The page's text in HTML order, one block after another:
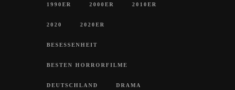
1990ER 2000ER 2010ER
2020 2020ER
BESESSENHEIT
BESTEN HORRORFILME
DEUTSCHLAND DRAMA